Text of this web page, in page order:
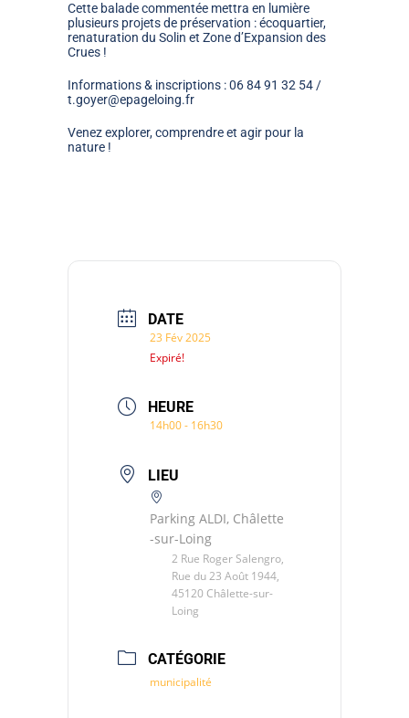
Cette balade commentée mettra en lumière
plusieurs projets de préservation : écoquartier,
renaturation du Solin et Zone d’Expansion des
Crues !
Informations & inscriptions :06 84 91 32 54 /
t.goyer@epageloing.fr
Venez explorer, comprendre et agir pour la
nature !
DATE
23 Fév 2025
Expiré!
HEURE
14h00 - 16h30
LIEU
Parking ALDI, Châlette
-sur-Loing
2 Rue Roger Salengro,
Rue du 23 Août 1944,
45120 Châlette-sur-
Loing
CATÉGORIE
municipalité